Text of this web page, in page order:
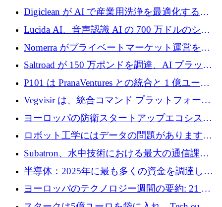
ンペーンを自動化するためにシリーズ A で
720 万ドルを調達
Digiclean が AI で産業用洗浄を最適化するた
めに 250 万ユーロを調達
Lucida AI、音声認識 AI の 700 万ドルのシー
ドラウンドを終了
Nomerra がプライベートマーケット運営を自
動化するために 200 万ドルを調達
Saltroad が 150 万ポンドを調達、AI プラット
フォーム Ogma を買収して子ども向け言語療
法を拡大
P101 は PranaVentures との統合と 1 億ユーロ
のファンドによりシード投資に拡大
Vegvisir は、統合コマンド プラットフォーム
を通じて関連する無人システムを接続するた
めの資金を調達します
ヨーロッパの防衛スタートアップエコシステ
ムとなったハッカソン
ロボット工学にはデータの問題があります。
Macrodata Labs はそれを解決したいと考えて
Subatron、水中技術における最大の通信課題
の 1 つに取り組むために 16 万 2,000 ユーロを
確保
半導体：2025年に最も多くの資金を調達した
10社
ヨーロッパのテクノロジー週間の要約: 21 億
ユーロの取引と Tech.eu Funding Explorer